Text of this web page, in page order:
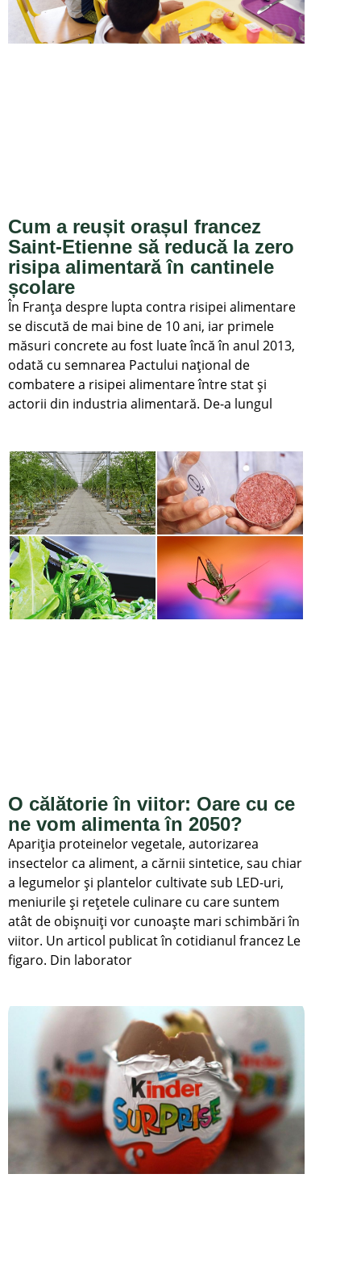
Cum a reușit orașul francez
Saint-Etienne să reducă la zero
risipa alimentară în cantinele
școlare
În Franța despre lupta contra risipei alimentare
se discută de mai bine de 10 ani, iar primele
măsuri concrete au fost luate încă în anul 2013,
odată cu semnarea Pactului național de
combatere a risipei alimentare între stat și
actorii din industria alimentară. De-a lungul
O călătorie în viitor: Oare cu ce
ne vom alimenta în 2050?
Apariția proteinelor vegetale, autorizarea
insectelor ca aliment, a cărnii sintetice, sau chiar
a legumelor și plantelor cultivate sub LED-uri,
meniurile și rețetele culinare cu care suntem
atât de obișnuiți vor cunoaște mari schimbări în
viitor. Un articol publicat în cotidianul francez Le
figaro. Din laborator